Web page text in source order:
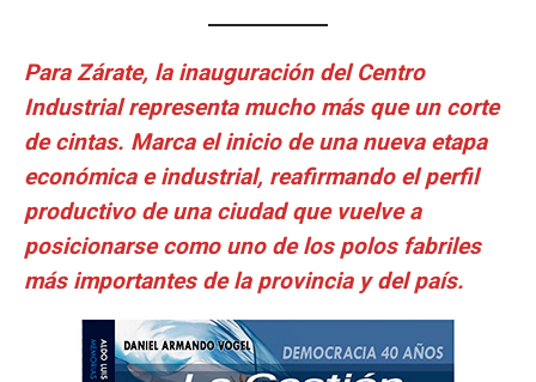
Para Zárate, la inauguración del Centro
Industrial representa mucho más que un corte
de cintas. Marca el inicio de una nueva etapa
económica e industrial, reafirmando el perfil
productivo de una ciudad que vuelve a
posicionarse como uno de los polos fabriles
más importantes de la provincia y del país.